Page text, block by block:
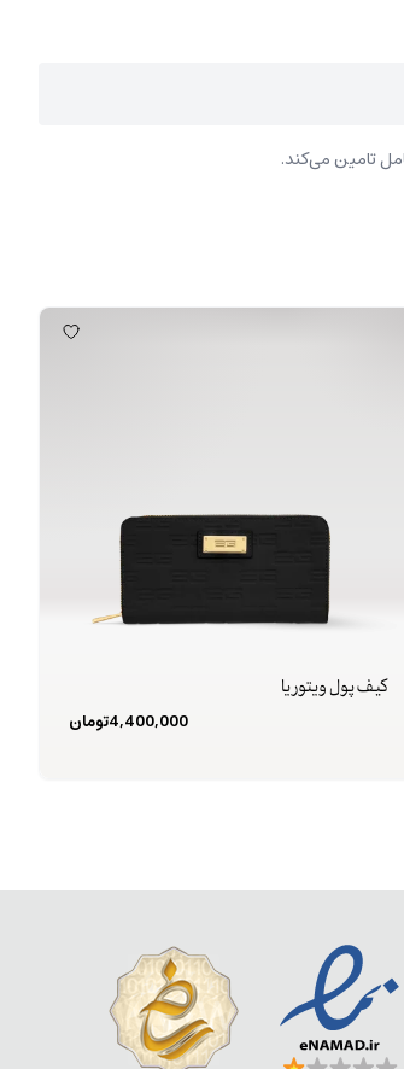
تامین می‌کند.
کیف پول ویتوریا
4,400,000تومان